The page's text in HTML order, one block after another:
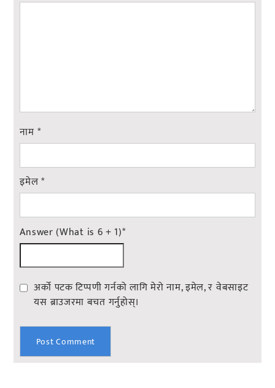
नाम *
इमेल*
Answer (What is 6 + 1)*
अर्को पटक टिप्पणी गर्नको लागि मेरो नाम, इमेल, र वेबसाइट
यस ब्राउजरमा बचत गर्नुहोस्।